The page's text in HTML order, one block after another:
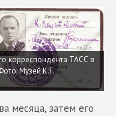
корреспондента ТАСС в
Музей К.Г.
месяца, затем его